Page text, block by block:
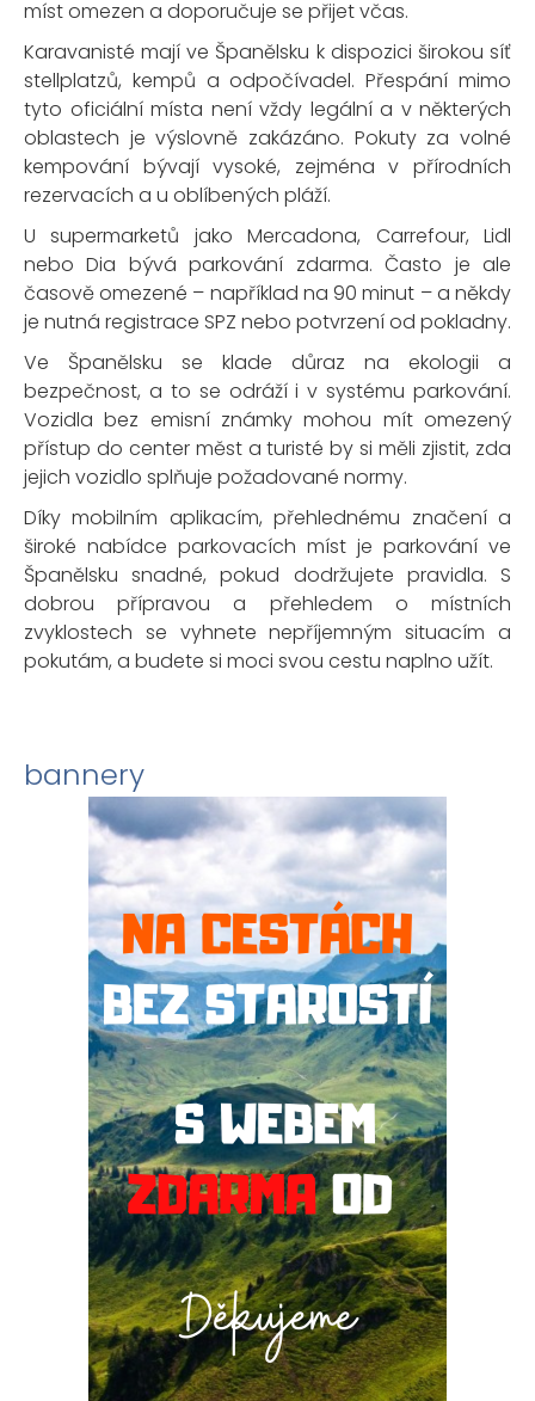
míst omezen a doporučuje se přijet včas.
Karavanisté mají ve Španělsku k dispozici širokou síť
stellplatzů, kempů a odpočívadel. Přespání mimo
tyto oficiální místa není vždy legální a v některých
oblastech je výslovně zakázáno. Pokuty za volné
kempování bývají vysoké, zejména v přírodních
rezervacích a u oblíbených pláží.
U supermarketů jako Mercadona, Carrefour, Lidl
nebo Dia bývá parkování zdarma. Často je ale
časově omezené – například na 90 minut – a někdy
je nutná registrace SPZ nebo potvrzení od pokladny.
Ve Španělsku se klade důraz na ekologii a
bezpečnost, a to se odráží i v systému parkování.
Vozidla bez emisní známky mohou mít omezený
přístup do center měst a turisté by si měli zjistit, zda
jejich vozidlo splňuje požadované normy.
Díky mobilním aplikacím, přehlednému značení a
široké nabídce parkovacích míst je parkování ve
Španělsku snadné, pokud dodržujete pravidla. S
dobrou přípravou a přehledem o místních
zvyklostech se vyhnete nepříjemným situacím a
pokutám, a budete si moci svou cestu naplno užít.
bannery